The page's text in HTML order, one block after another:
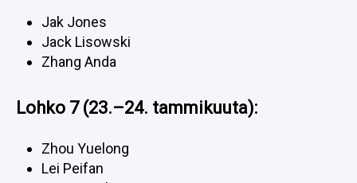
Jak Jones
Jack Lisowski
Zhang Anda
Lohko 7 (23.–24. tammikuuta):
Zhou Yuelong
Lei Peifan